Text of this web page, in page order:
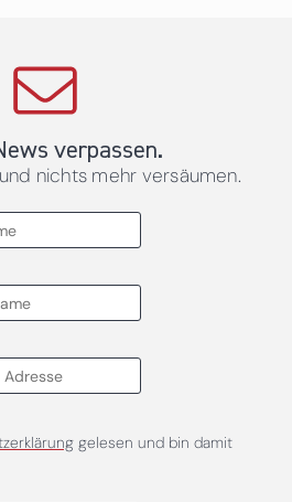
verpassen.
nichts mehr versäumen.
gelesen und bin damit